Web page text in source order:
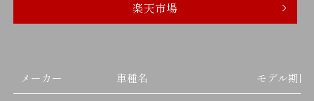
楽天市場
メーカー 車種名 モデル期間